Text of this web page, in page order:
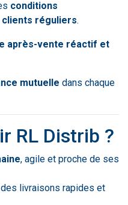
conditions
clients réguliers.
après-vente réactif et
mutuelle dans chaque
RL Distrib ?
, agile et proche de ses
des livraisons rapides et